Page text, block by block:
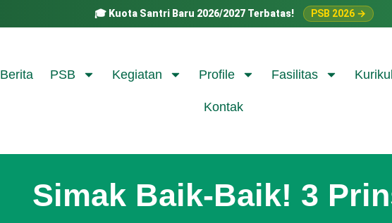
🎓 Kuota Santri Baru 2026/2027 Terbatas! PSB 2026 →
Berita PSB Kegiatan Profile Fasilitas
Kontak
Simak Baik-Baik! 3